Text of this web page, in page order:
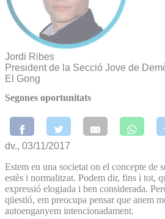
Jordi Ribes
President de la Secció Jove de
El Gong
Segones oportunitats
dv., 03/11/2017
Estem en una societat on el concepte de
estès i normalitzat. Podem dir, fins i tot,
expressió elogiada i ben considerada.
qüestió, em preocupa pensar que anem
autoenganyem intencionadament.